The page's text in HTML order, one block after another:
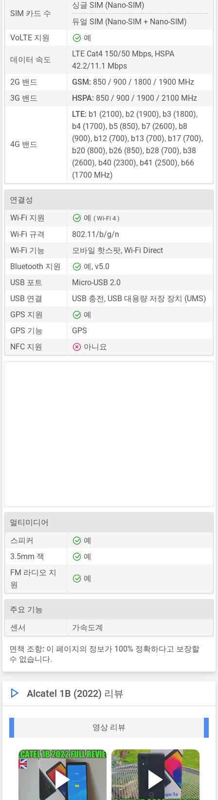
SIM 카드 수
싱글 SIM (Nano-SIM)
듀얼 SIM (Nano-SIM + Nano-SIM)
VoLTE 지원
예
데이터 속도
LTE Cat4 150/50 Mbps, HSPA
42.2/11.1 Mbps
2G 밴드
GSM: 850 / 900 / 1800 / 1900 MHz
3G 밴드
HSPA: 850 / 900 / 1900 / 2100 MHz
4G 밴드
LTE: b1 (2100), b2 (1900), b3 (1800),
b4 (1700), b5 (850), b7 (2600), b8
(900), b12 (700), b13 (700), b17 (700),
b20 (800), b26 (850), b28 (700), b38
(2600), b40 (2300), b41 (2500), b66
(1700 MHz)
연결성
Wi-Fi 지원
예 ( Wi-Fi 4 )
Wi-Fi 규격
802.11/b/g/n
Wi-Fi 기능
모바일 핫스팟, Wi-Fi Direct
Bluetooth 지원
예, v5.0
USB 포트
Micro-USB 2.0
USB 연결
USB 충전, USB 대용량 저장 장치 (UMS)
GPS 지원
예
GPS 기능
GPS
NFC 지원
아니요
멀티미디어
스피커
예
3.5mm 잭
예
FM 라디오 지
원
예
주요 기능
센서
가속도계
면책 조항: 이 페이지의 정보가 100% 정확하다고 보장할
수 없습니다.
Alcatel 1B (2022) 리뷰
영상 리뷰